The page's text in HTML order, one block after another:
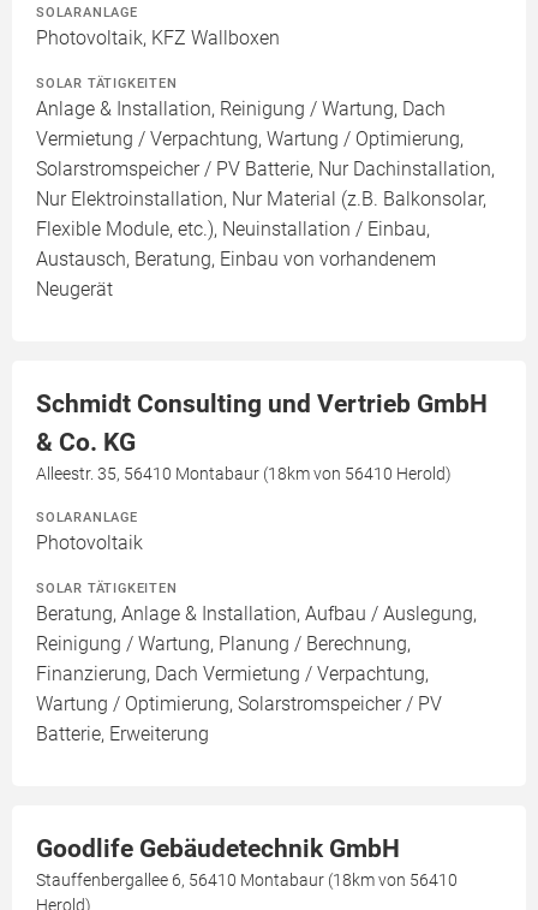
SOLARANLAGE
Photovoltaik, KFZ Wallboxen
SOLAR TÄTIGKEITEN
Anlage & Installation, Reinigung / Wartung, Dach
Vermietung / Verpachtung, Wartung / Optimierung,
Solarstromspeicher / PV Batterie, Nur Dachinstallation,
Nur Elektroinstallation, Nur Material (z.B. Balkonsolar,
Flexible Module, etc.), Neuinstallation / Einbau,
Austausch, Beratung, Einbau von vorhandenem
Neugerät
Schmidt Consulting und Vertrieb GmbH
& Co. KG
Alleestr. 35, 56410 Montabaur (18km von 56410 Herold)
SOLARANLAGE
Photovoltaik
SOLAR TÄTIGKEITEN
Beratung, Anlage & Installation, Aufbau / Auslegung,
Reinigung / Wartung, Planung / Berechnung,
Finanzierung, Dach Vermietung / Verpachtung,
Wartung / Optimierung, Solarstromspeicher / PV
Batterie, Erweiterung
Goodlife Gebäudetechnik GmbH
Stauffenbergallee 6, 56410 Montabaur (18km von 56410
Herold)